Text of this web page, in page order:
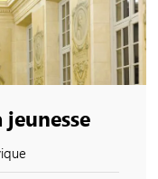
jeunesse